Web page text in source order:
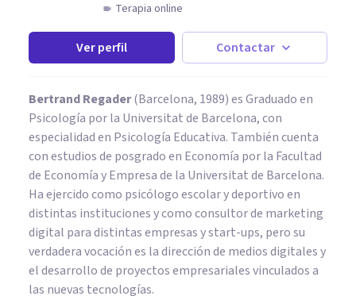
Terapia online
Ver perfil Contactar
Bertrand Regader(Barcelona, 1989) es Graduado en
Psicología por la Universitat de Barcelona, con
especialidad en Psicología Educativa. También cuenta
con estudios de posgrado en Economía por la Facultad
de Economía y Empresa de la Universitat de Barcelona.
Ha ejercido como psicólogo escolar y deportivo en
distintas instituciones y como consultor de marketing
digital para distintas empresas y start-ups, pero su
verdadera vocación es la dirección de medios digitales y
el desarrollo de proyectos empresariales vinculados a
las nuevas tecnologías.